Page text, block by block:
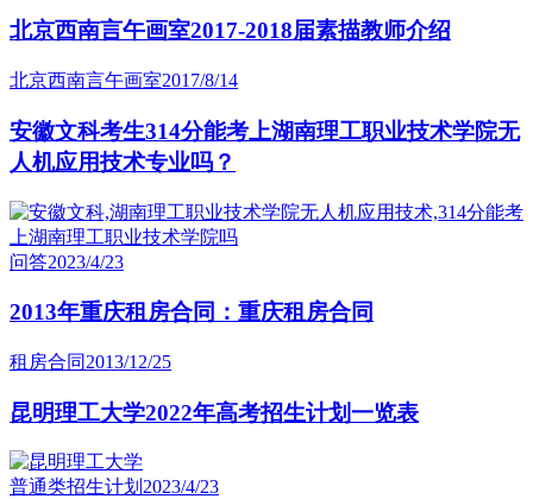
北京西南言午画室2017-2018届素描教师介绍
北京西南言午画室2017/8/14
安徽文科考生314分能考上湖南理工职业技术学院无
人机应用技术专业吗？
问答2023/4/23
2013年重庆租房合同：重庆租房合同
租房合同 2013/12/25
昆明理工大学2022年高考招生计划一览表
普通类招生计划 2023/4/23